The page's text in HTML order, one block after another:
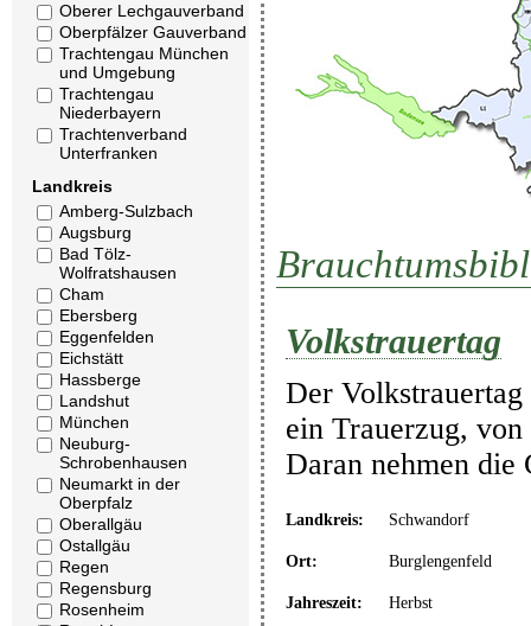
Oberer Lechgauverband
Oberpfälzer Gauverband
Trachtengau München
und Umgebung
Trachtengau
Niederbayern
Trachtenverband
Unterfranken
Landkreis
Amberg-Sulzbach
Augsburg
Bad Tölz-
Wolfratshausen
Cham
Ebersberg
Eggenfelden
Eichstätt
Hassberge
Landshut
München
Neuburg-
Schrobenhausen
Neumarkt in der
Oberpfalz
Oberallgäu
Ostallgäu
Regen
Regensburg
Rosenheim
Volkstrauertag
Der
ein Trauerzug,
Daran nehmen
Landkreis: Schwandorf
Ort: Burglengenfeld
Jahreszeit: Herbst